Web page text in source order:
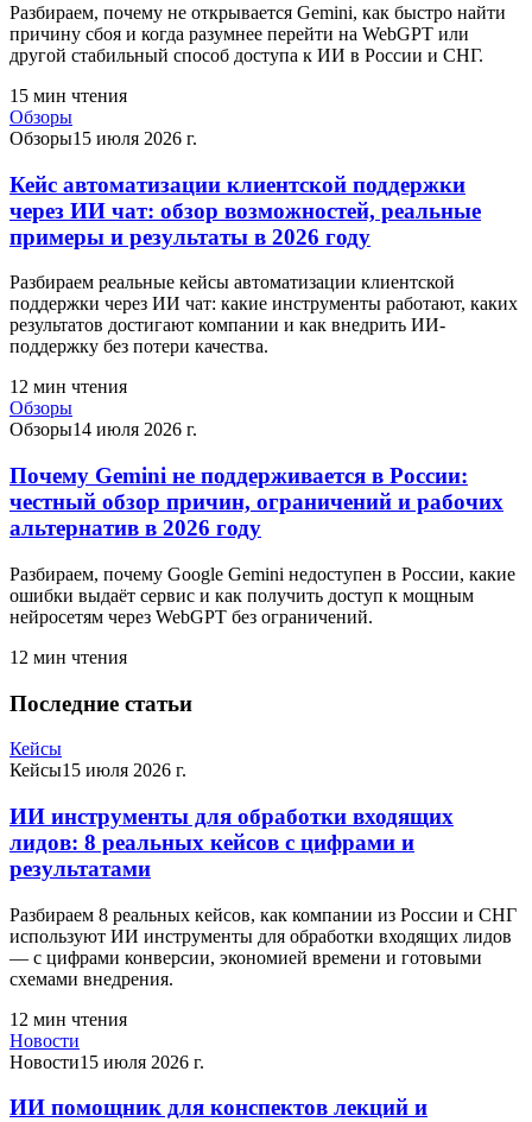
Разбираем, почему не открывается Gemini, как быстро найти
причину сбоя и когда разумнее перейти на WebGPT или
другой стабильный способ доступа к ИИ в России и СНГ.
15 мин чтения
Обзоры
Обзоры15 июля 2026 г.
Кейс автоматизации клиентской поддержки
через ИИ чат: обзор возможностей, реальные
примеры и результаты в 2026 году
Разбираем реальные кейсы автоматизации клиентской
поддержки через ИИ чат: какие инструменты работают, каких
результатов достигают компании и как внедрить ИИ-
поддержку без потери качества.
12 мин чтения
Обзоры
Обзоры14 июля 2026 г.
Почему Gemini не поддерживается в России:
честный обзор причин, ограничений и рабочих
альтернатив в 2026 году
Разбираем, почему Google Gemini недоступен в России, какие
ошибки выдаёт сервис и как получить доступ к мощным
нейросетям через WebGPT без ограничений.
12 мин чтения
Последние статьи
Кейсы
Кейсы15 июля 2026 г.
ИИ инструменты для обработки входящих
лидов: 8 реальных кейсов с цифрами и
результатами
Разбираем 8 реальных кейсов, как компании из России и СНГ
используют ИИ инструменты для обработки входящих лидов
— с цифрами конверсии, экономией времени и готовыми
схемами внедрения.
12 мин чтения
Новости
Новости15 июля 2026 г.
ИИ помощник для конспектов лекций и